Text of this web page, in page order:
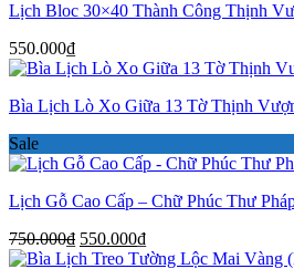
Lịch Bloc 30×40 Thành Công Thịnh
550.000₫
Bìa Lịch Lò Xo Giữa 13 Tờ Thịnh
Sale
Lịch Gỗ Cao Cấp – Chữ Phúc Thư
750.000₫ Giá
gốc
550.000₫Giá
hiện